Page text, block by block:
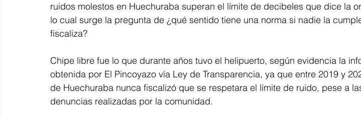
ruidos molestos en Huechuraba superan el límite de decibeles que dice la
lo cual surge la pregunta de ¿qué sentido tiene una norma si nadie la
fiscaliza?
Chipe libre fue lo que durante años tuvo el helipuerto, según evidencia la
obtenida por El Pincoyazo vía Ley de Transparencia, ya que entre 2019 y
de Huechuraba nunca fiscalizó que se respetara el límite de ruido, pese a
denuncias realizadas por la comunidad.